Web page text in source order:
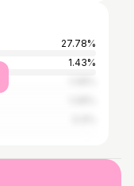
27.78%
1.43%